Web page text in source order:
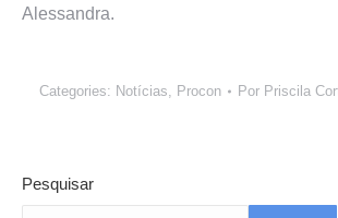
Alessandra.
Categories: Notícias, Procon Por Priscila
Pesquisar